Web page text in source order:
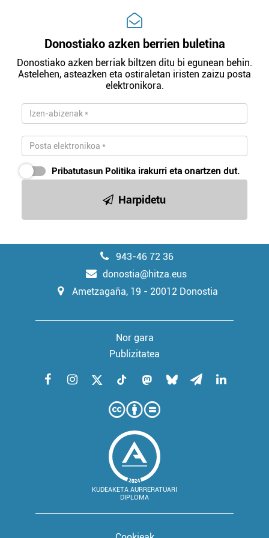
Donostiako azken berrien buletina
Donostiako azken berriak biltzen ditu bi egunean behin.
Astelehen, asteazken eta ostiraletan iristen zaizu posta
elektronikora.
Pribatutasun Politika irakurri eta onartzen dut.
Harpidetu
943-46 72 36
donostia@hitza.eus
Ametzagaña, 19 - 20012 Donostia
Nor gara
Publizitatea
KUDEAKETA AURRERATUARI
DIPLOMA